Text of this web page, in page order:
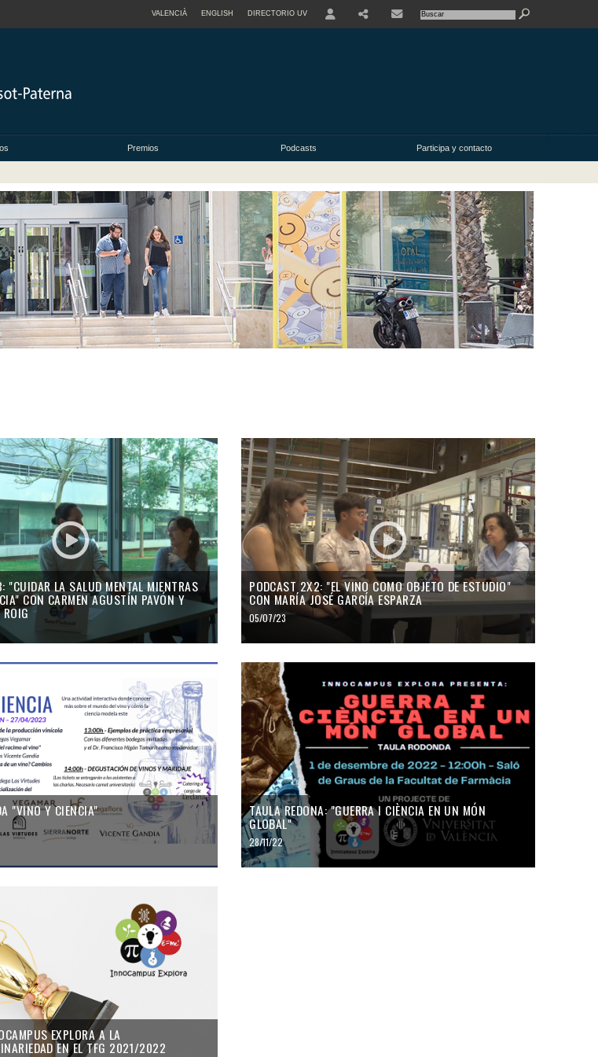
VALENCIÀ ENGLISH DIRECTORIO UV
Premios Podcasts Participa y contacto
"CUIDAR LA SALUD MENTAL MIENTRAS
CON CARMEN AGUSTÍN PAVÓN Y
ROIG
PODCAST 2X2: "EL VINO COMO OBJETO DE ESTUDIO"
CON MARÍA JOSÉ GARCÍA ESPARZA
05/07/23
"VINO Y CIENCIA" TAULA REDONA: "GUERRA I CIÈNCIA EN UN MÓN
GLOBAL"
28/11/22
EXPLORA A LA
EN EL TFG 2021/2022